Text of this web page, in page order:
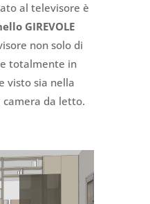
al televisore è
GIREVOLE
non solo di
totalmente in
visto sia nella
camera da letto.